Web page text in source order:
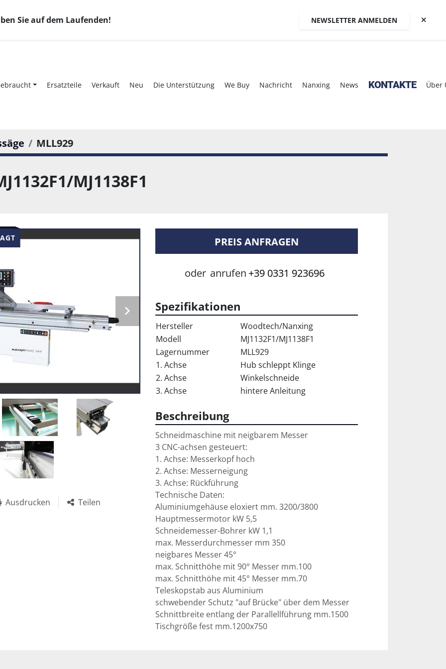
Sie auf dem Laufenden! NEWSLETTER ANMELDEN
Gebraucht Ersatzteile Verkauft Neu Die Unterstützung We Buy Nachricht Nanxing News KONTAKTE
MLL929
MJ1138F1
PREIS ANFRAGEN
oder anrufen +39 0331 923696
Ausdrucken Teilen
Spezifikationen
Hersteller
Woodtech/Nanxing
Modell
MJ1132F1/MJ1138F1
Lagernummer
MLL929
1. Achse
Hub schleppt Klinge
2. Achse
Winkelschneide
3. Achse
hintere Anleitung
Beschreibung
Schneidmaschine mit neigbarem Messer
3 CNC-achsen gesteuert:
1. Achse: Messerkopf hoch
2. Achse: Messerneigung
3. Achse: Rückführung
Technische Daten:
Aluminiumgehäuse eloxiert mm. 3200/3800
Hauptmessermotor kW 5,5
Schneidemesser-Bohrer kW 1,1
max. Messerdurchmesser mm 350
neigbares Messer 45°
max. Schnitthöhe mit 90° Messer mm.100
max. Schnitthöhe mit 45° Messer mm.70
Teleskopstab aus Aluminium
schwebender Schutz "auf Brücke" über dem Messer
Schnittbreite entlang der Parallellführung mm.1500
Tischgröße fest mm.1200x750